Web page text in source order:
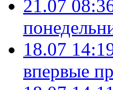
21.07
18.07
впервые